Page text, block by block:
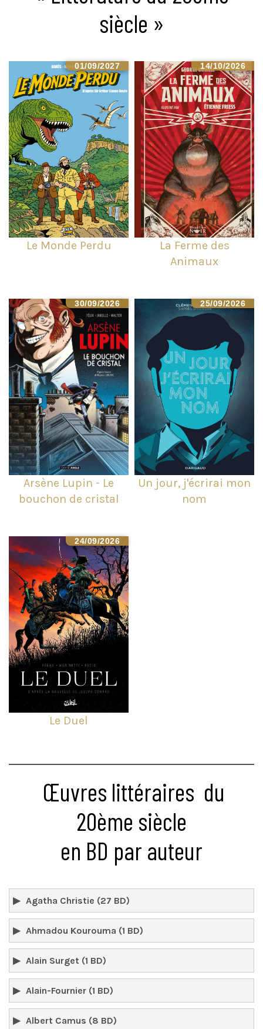
siècle »
01/09/2027
Le Monde Perdu
14/10/2026
La Ferme des
Animaux
30/09/2026
Arsène Lupin - Le
bouchon de cristal
25/09/2026
Un jour, j'écrirai mon
nom
24/09/2026
Le Duel
Œuvres littéraires du
20ème siècle
en BD par auteur
Agatha Christie (27 BD)
Ahmadou Kourouma (1 BD)
Alain Surget (1 BD)
Alain-Fournier (1 BD)
Albert Camus (8 BD)